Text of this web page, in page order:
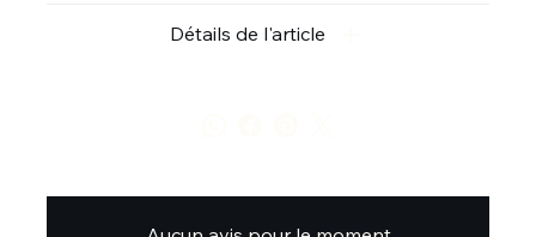
Détails de l'article